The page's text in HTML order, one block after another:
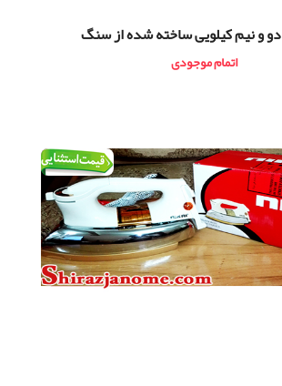
و نیم کیلویی ساخته شده از سنگ
اتمام موجودی